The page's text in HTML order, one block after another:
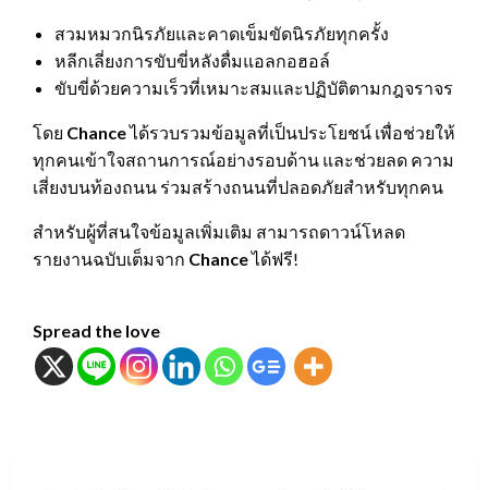
สวมหมวกนิรภัยและคาดเข็มขัดนิรภัยทุกครั้ง
หลีกเลี่ยงการขับขี่หลังดื่มแอลกอฮอล์
ขับขี่ด้วยความเร็วที่เหมาะสมและปฏิบัติตามกฎจราจร
โดย Chanceได้รวบรวมข้อมูลที่เป็นประโยชน์ เพื่อช่วยให้
ทุกคนเข้าใจสถานการณ์อย่างรอบด้าน และช่วยลด ความ
เสี่ยงบนท้องถนน ร่วมสร้างถนนที่ปลอดภัยสำหรับทุกคน
สำหรับผู้ที่สนใจข้อมูลเพิ่มเติม สามารถดาวน์โหลด
รายงานฉบับเต็มจาก Chanceได้ฟรี!
Spread the love